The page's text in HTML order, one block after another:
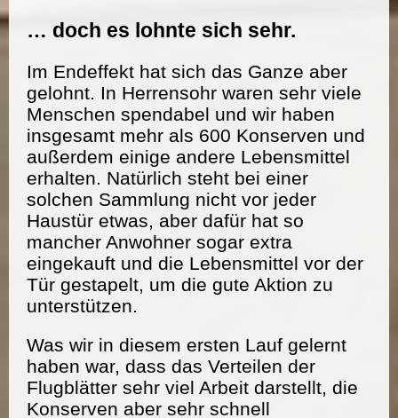
… doch es lohnte sich sehr.
Im Endeffekt hat sich das Ganze aber
gelohnt. In Herrensohr waren sehr viele
Menschen spendabel und wir haben
insgesamt mehr als 600 Konserven und
außerdem einige andere Lebensmittel
erhalten. Natürlich steht bei einer
solchen Sammlung nicht vor jeder
Haustür etwas, aber dafür hat so
mancher Anwohner sogar extra
eingekauft und die Lebensmittel vor der
Tür gestapelt, um die gute Aktion zu
unterstützen.
Was wir in diesem ersten Lauf gelernt
haben war, dass das Verteilen der
Flugblätter sehr viel Arbeit darstellt, die
Konserven aber sehr schnell